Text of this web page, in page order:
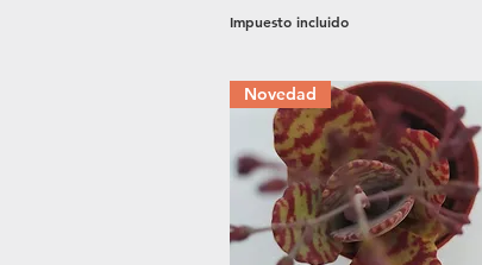
Impuesto incluido
Novedad